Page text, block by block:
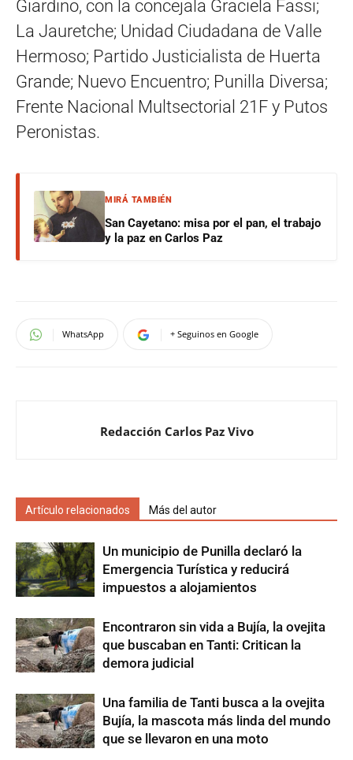
Giardino, con la concejala Graciela Fassi;
La Jauretche; Unidad Ciudadana de Valle
Hermoso; Partido Justicialista de Huerta
Grande; Nuevo Encuentro; Punilla Diversa;
Frente Nacional Multsectorial 21F y Putos
Peronistas.
MIRÁ TAMBIÉN
San Cayetano: misa por el pan, el trabajo
y la paz en Carlos Paz
WhatsApp + Seguinos en Google
Redacción Carlos Paz Vivo
Artículo relacionados Más del autor
Un municipio de Punilla declaró la
Emergencia Turística y reducirá
impuestos a alojamientos
Encontraron sin vida a Bujía, la ovejita
que buscaban en Tanti: Critican la
demora judicial
Una familia de Tanti busca a la ovejita
Bujía, la mascota más linda del mundo
que se llevaron en una moto